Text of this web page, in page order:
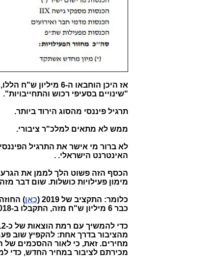
אז היכן הוחבאו ה-6 מיליון ש"ח הללו, של מקדמות לרכישת רישום דומיינים במחיר הישן?
"שינויים בסעיפי רכוש והתחייבויות".
תרגיל פיננסי מהסוג הירוד ביותר.
ממש לא מתאים למלכ"ר ציבורי.
לא ברור מי אישר את התרגיל
האינטרנט הישראלי. .
מימון פעילויות כושלות. שום דבר
כלומר: התקציב של 2019 ( כאן
כבר 6 מיליון ש"ח מזה, התקבלו ב-2018.
מהציבור בדרך אחת: להקפיץ שוב
מחירים. זאת, כי לאור ההסכמים של
מכירתם לציבור במחיר החדש, כדי